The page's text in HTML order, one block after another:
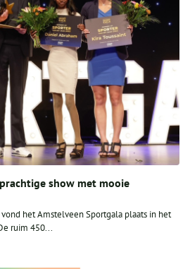
show met mooie
het Amstelveen Sportgala plaats in het
ruim 450...